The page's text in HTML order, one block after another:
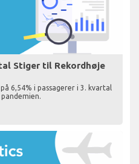
Stiger til Rekordhøje
6,54% i passagerer i 3. kvartal